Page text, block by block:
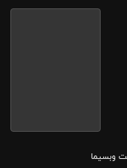
وبسیما